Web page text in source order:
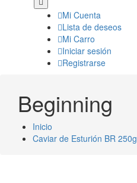
Mi Cuenta
Lista de deseos
Mi Carro
Iniciar sesión
Registrarse
Beginning
Inicio
Caviar de Esturión BR 250g